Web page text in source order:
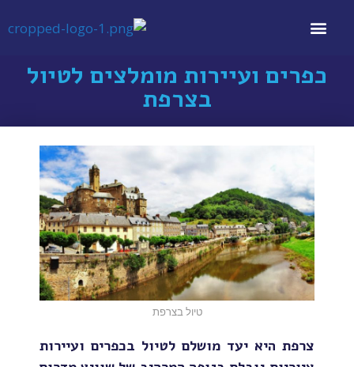
כפרים ועיירות מומלצים לטיול
בצרפת
טיול בצרפת
צרפת היא יעד מושלם לטיול בכפרים ועיירות